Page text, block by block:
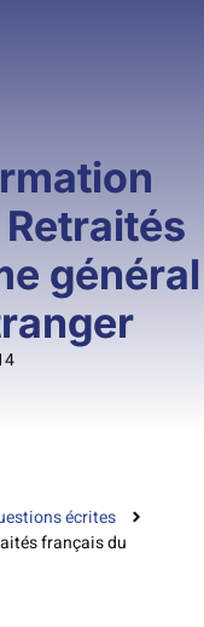
Retraités
général
écrites
français du